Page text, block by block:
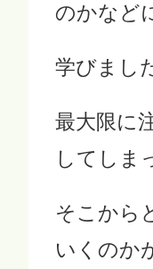
のかなど
学びまし
最大限に
してしま
そこから
いくのか